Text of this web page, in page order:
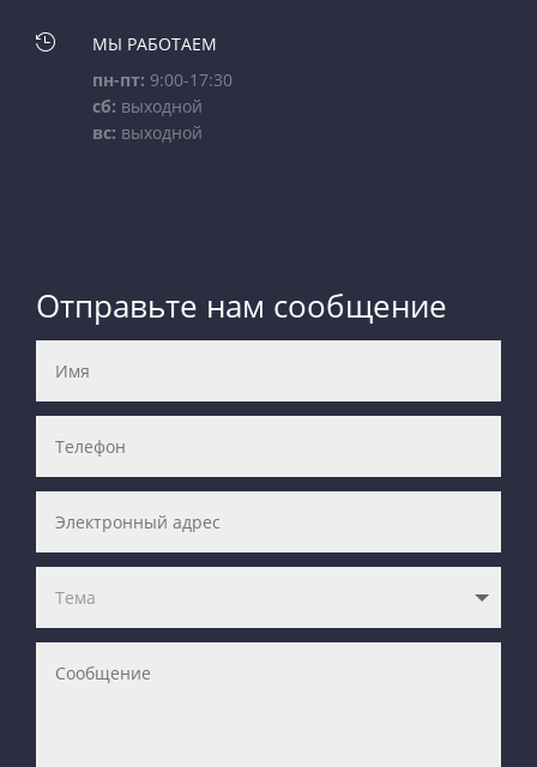

МЫ РАБОТАЕМ
пн-пт: 9:00-17:30
сб: выходной
вс: выходной
Отправьте нам сообщение